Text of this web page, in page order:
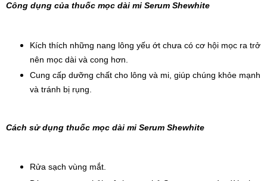
Công dụng của thuốc mọc dài mi Serum Shewhite
Kích thích những nang lông yếu ớt chưa có cơ hội mọc ra trở
nên mọc dài và cong hơn.
Cung cấp dưỡng chất cho lông và mi, giúp chúng khỏe mạnh
và tránh bị rụng.
Cách sử dụng thuốc mọc dài mi Serum Shewhite
Rửa sạch vùng mắt.